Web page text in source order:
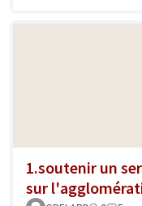
1.soutenir un
sur